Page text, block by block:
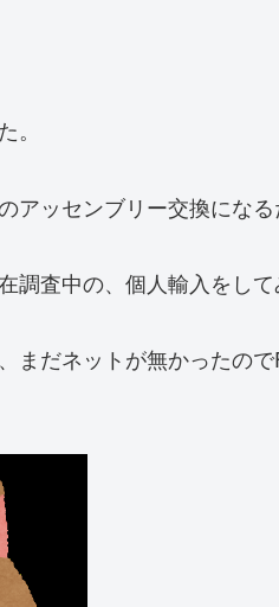
アッセンブリー交換になる
調査中の、個人輸入をして
まだネットが無かったの